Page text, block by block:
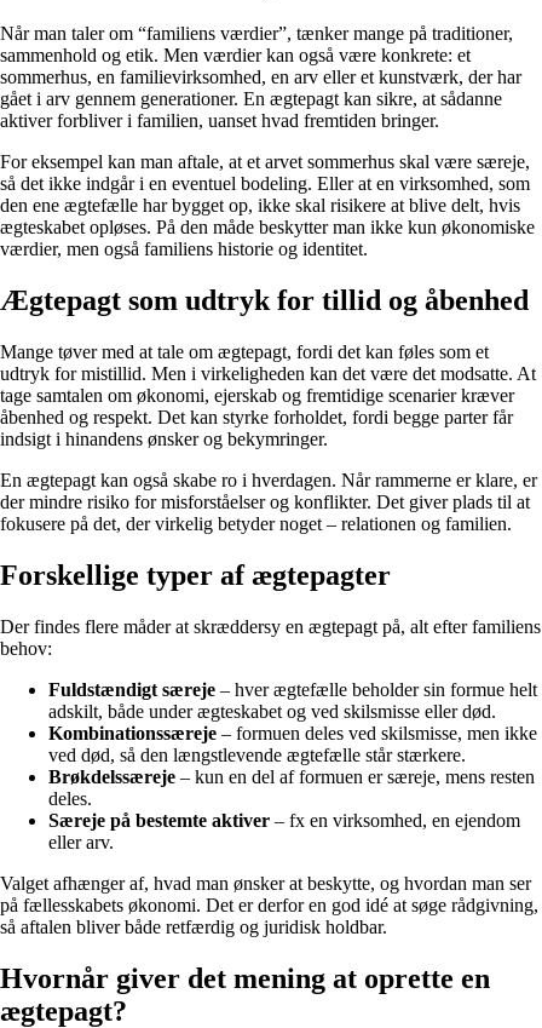
Når man taler om “familiens værdier”, tænker mange på traditioner,
sammenhold og etik. Men værdier kan også være konkrete: et
sommerhus, en familievirksomhed, en arv eller et kunstværk, der har
gået i arv gennem generationer. En ægtepagt kan sikre, at sådanne
aktiver forbliver i familien, uanset hvad fremtiden bringer.
For eksempel kan man aftale, at et arvet sommerhus skal være særeje,
så det ikke indgår i en eventuel bodeling. Eller at en virksomhed, som
den ene ægtefælle har bygget op, ikke skal risikere at blive delt, hvis
ægteskabet opløses. På den måde beskytter man ikke kun økonomiske
værdier, men også familiens historie og identitet.
Ægtepagt som udtryk for tillid og åbenhed
Mange tøver med at tale om ægtepagt, fordi det kan føles som et
udtryk for mistillid. Men i virkeligheden kan det være det modsatte. At
tage samtalen om økonomi, ejerskab og fremtidige scenarier kræver
åbenhed og respekt. Det kan styrke forholdet, fordi begge parter får
indsigt i hinandens ønsker og bekymringer.
En ægtepagt kan også skabe ro i hverdagen. Når rammerne er klare, er
der mindre risiko for misforståelser og konflikter. Det giver plads til at
fokusere på det, der virkelig betyder noget – relationen og familien.
Forskellige typer af ægtepagter
Der findes flere måder at skræddersy en ægtepagt på, alt efter familiens
behov:
Fuldstændigt særeje – hver ægtefælle beholder sin formue helt
adskilt, både under ægteskabet og ved skilsmisse eller død.
Kombinationssæreje – formuen deles ved skilsmisse, men ikke
ved død, så den længstlevende ægtefælle står stærkere.
Brøkdelssæreje – kun en del af formuen er særeje, mens resten
deles.
Særeje på bestemte aktiver – fx en virksomhed, en ejendom
eller arv.
Valget afhænger af, hvad man ønsker at beskytte, og hvordan man ser
på fællesskabets økonomi. Det er derfor en god idé at søge rådgivning,
så aftalen bliver både retfærdig og juridisk holdbar.
Hvornår giver det mening at oprette en
ægtepagt?